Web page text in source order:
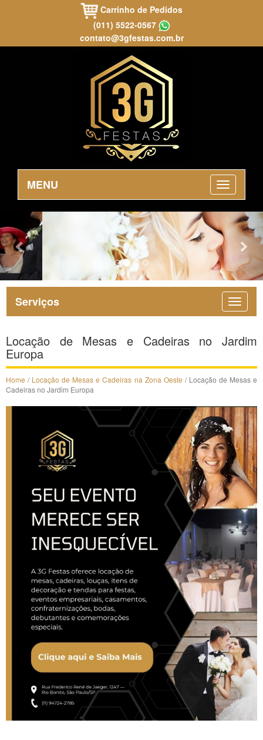
Carrinho de Pedidos
(011) 5522-0567
contato@3gfestas.com.br
MENU
Previous
Serviços
Locação de Mesas e Cadeiras no Jardim
Europa
Home / Locação de Mesas e Cadeiras na Zona Oeste / Locação de Mesas e
Cadeiras no Jardim Europa